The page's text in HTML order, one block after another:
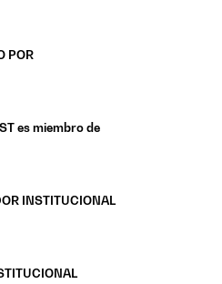
POR
es miembro de
INSTITUCIONAL